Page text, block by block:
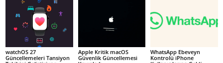
watchOS 27
Güncellemeleri Tansiyon
Apple Kritik macOS
Güvenlik Güncellemesi
WhatsApp Ebeveyn
Kontrolü iPhone